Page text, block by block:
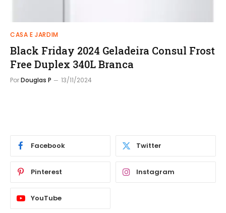
CASA E JARDIM
Black Friday 2024 Geladeira Consul Frost
Free Duplex 340L Branca
PorDouglas P 13/11/2024
Facebook Twitter
Pinterest Instagram
YouTube